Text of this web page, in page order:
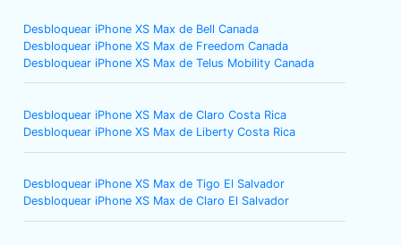
Desbloquear iPhone XS Max de Bell Canada
Desbloquear iPhone XS Max de Freedom Canada
Desbloquear iPhone XS Max de Telus Mobility Canada
Desbloquear iPhone XS Max de Claro Costa Rica
Desbloquear iPhone XS Max de Liberty Costa Rica
Desbloquear iPhone XS Max de Tigo El Salvador
Desbloquear iPhone XS Max de Claro El Salvador